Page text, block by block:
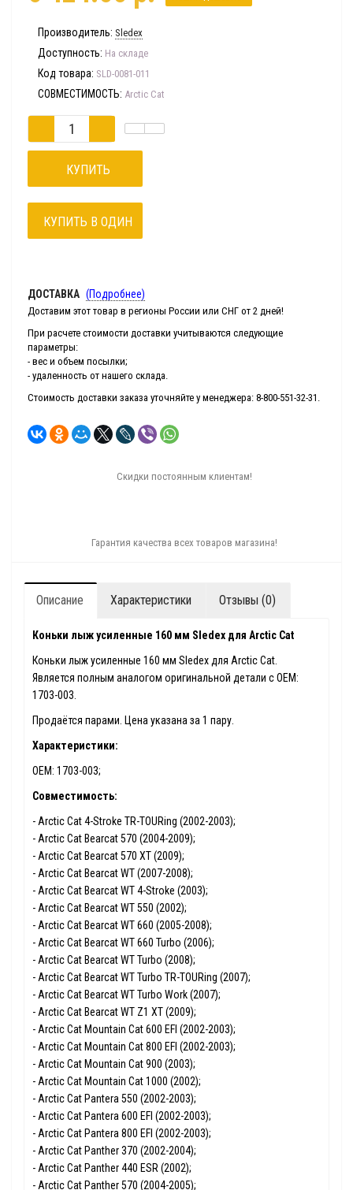
Производитель: Sledex
Доступность: На складе
Код товара: SLD-0081-011
СОВМЕСТИМОСТЬ: Arctic Cat
КУПИТЬ
КУПИТЬ В ОДИН
ДОСТАВКА (Подробнее)
Доставим этот товар в регионы России или СНГ от 2 дней!
При расчете стоимости доставки учитываются следующие
параметры:
- вес и объем посылки;
- удаленность от нашего склада.
Стоимость доставки заказа уточняйте у менеджера: 8-800-551-32-31.
Скидки постоянным клиентам!
Гарантия качества всех товаров магазина!
Описание Характеристики Отзывы (0)
Коньки лыж усиленные 160 мм Sledex для Arctic Cat
Коньки лыж усиленные 160 мм Sledex для Arctic Сat.
Является полным аналогом оригинальной детали с ОЕМ:
1703-003.
Продаётся парами. Цена указана за 1 пару.
Характеристики:
ОЕМ: 1703-003;
Совместимость:
- Arctic Сat 4-Stroke TR-TOURing (2002-2003);
- Arctic Сat Bearcat 570 (2004-2009);
- Arctic Сat Bearcat 570 XT (2009);
- Arctic Сat Bearcat WT (2007-2008);
- Arctic Сat Bearcat WT 4-Stroke (2003);
- Arctic Сat Bearcat WT 550 (2002);
- Arctic Сat Bearcat WT 660 (2005-2008);
- Arctic Сat Bearcat WT 660 Turbo (2006);
- Arctic Сat Bearcat WT Turbo (2008);
- Arctic Сat Bearcat WT Turbo TR-TOURing (2007);
- Arctic Сat Bearcat WT Turbo Work (2007);
- Arctic Сat Bearcat WT Z1 XT (2009);
- Arctic Сat Mountain Cat 600 EFI (2002-2003);
- Arctic Сat Mountain Cat 800 EFI (2002-2003);
- Arctic Сat Mountain Cat 900 (2003);
- Arctic Сat Mountain Cat 1000 (2002);
- Arctic Сat Pantera 550 (2002-2003);
- Arctic Сat Pantera 600 EFI (2002-2003);
- Arctic Сat Pantera 800 EFI (2002-2003);
- Arctic Сat Panther 370 (2002-2004);
- Arctic Сat Panther 440 ESR (2002);
- Arctic Сat Panther 570 (2004-2005);